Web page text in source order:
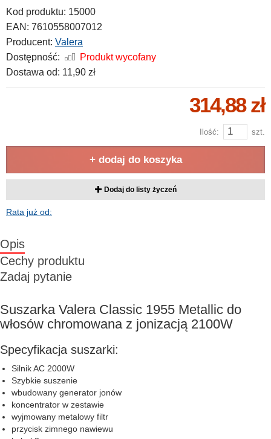
Kod produktu: 15000
EAN: 7610558007012
Producent: Valera
Dostępność:
Produkt wycofany
Dostawa od: 11,90 zł
314,88 zł
Ilość: szt.
+ dodaj do koszyka
Dodaj do listy życzeń
Rata już od:
Opis
Cechy produktu
Zadaj pytanie
Suszarka Valera Classic 1955 Metallic do
włosów chromowana z jonizacją 2100W
Specyfikacja suszarki:
Silnik AC 2000W
Szybkie suszenie
wbudowany generator jonów
koncentrator w zestawie
wyjmowany metalowy filtr
przycisk zimnego nawiewu